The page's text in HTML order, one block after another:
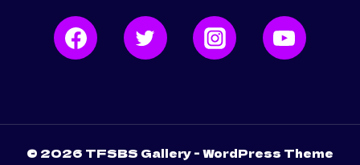
© 2026 TFSBS Gallery - WordPress Theme